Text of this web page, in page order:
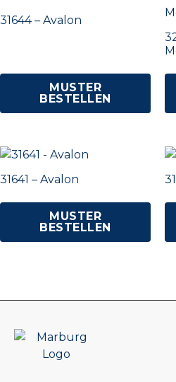
31644 – Avalon
MUSTER
BESTELLEN
31641 – Avalon
MUSTER
BESTELLEN